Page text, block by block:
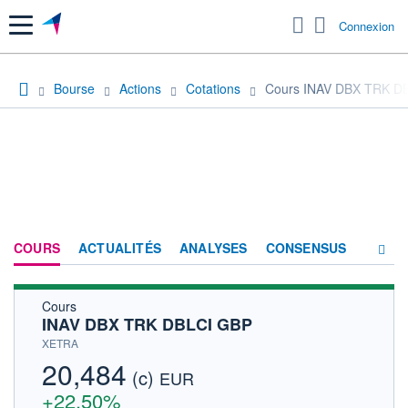
Menu Connexion
Bourse Actions Cotations Cours INAV DBX TRK
COURS ACTUALITÉS ANALYSES CONSENSUS
Cours
INAV DBX TRK DBLCI GBP
XETRA
20,484 (c) EUR
+22,50%